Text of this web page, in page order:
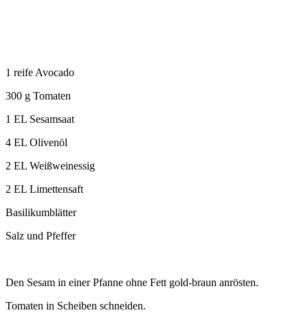
1 reife Avocado
300 g Tomaten
1 EL Sesamsaat
4 EL Olivenöl
2 EL Weißweinessig
2 EL Limettensaft
Basilikumblätter
Salz und Pfeffer
Den Sesam in einer Pfanne ohne Fett gold-braun anrösten.
Tomaten in Scheiben schneiden.